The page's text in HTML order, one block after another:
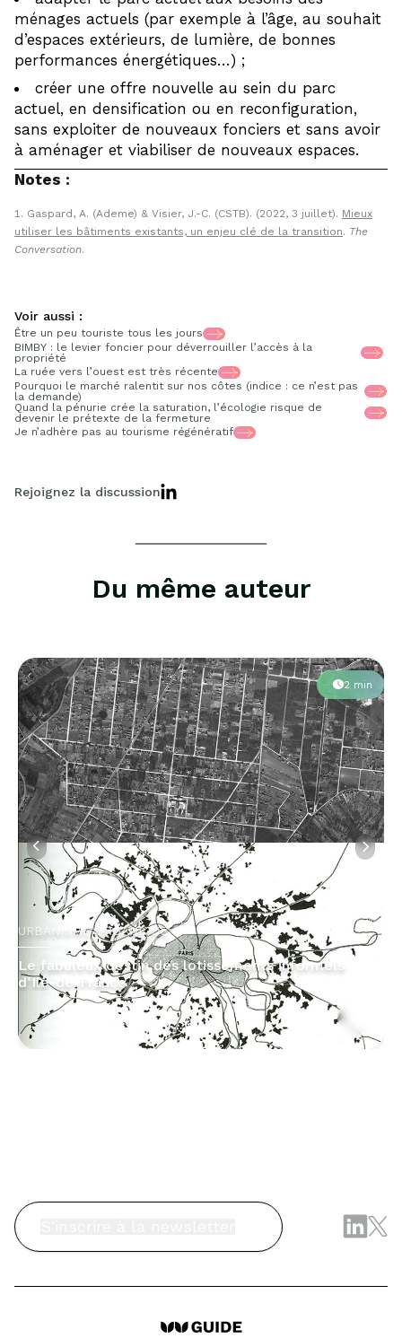
ménages actuels (par exemple à l’âge, au souhait
d’espaces extérieurs, de lumière, de bonnes
performances énergétiques…) ;
créer une offre nouvelle au sein du parc
actuel, en densification ou en reconfiguration,
sans exploiter de nouveaux fonciers et sans avoir
à aménager et viabiliser de nouveaux espaces.
Notes :
Gaspard, A. (Ademe) & Visier, J.-C. (CSTB). (2022, 3 juillet). Mieux
utiliser les bâtiments existants, un enjeu clé de la transition. The
Conversation.
Voir aussi :
Être un peu touriste tous les jours
BIMBY : le levier foncier pour déverrouiller l’accès à la
propriété
La ruée vers l’ouest est très récente
Pourquoi le marché ralentit sur nos côtes (indice : ce n’est pas
la demande)
Quand la pénurie crée la saturation, l’écologie risque de
devenir le prétexte de la fermeture
Je n’adhère pas au tourisme régénératif
Rejoignez la discussion
Du même auteur
2 min
URBANISME ORGANIQUE
Le fabuleux destin des lotissements informels
d’Ile-de-France